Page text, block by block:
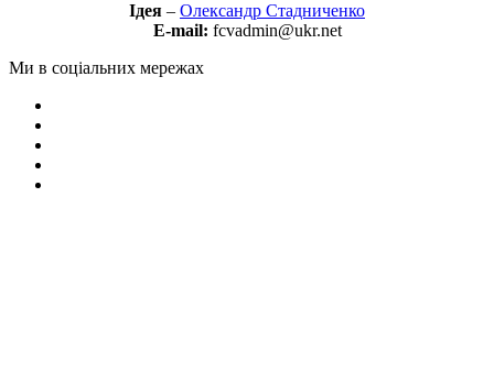
Ідея – Олександр Стадниченко
E-mail: fcvadmin@ukr.net
Ми в соціальних мережах